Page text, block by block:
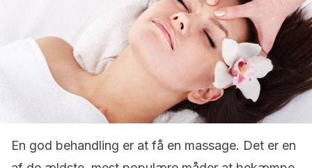
En god behandling er at få en massage. Det er en